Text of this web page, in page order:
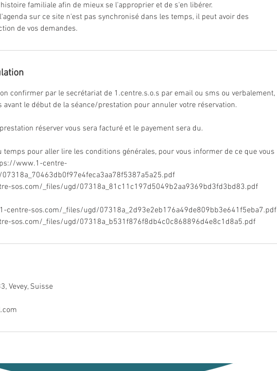
familiale afin de mieux se l'approprier et de s'en libérer.
sur ce site n'est pas synchronisé dans les temps, il peut avoir des
de vos demandes.
confirmer par le secrétariat de 1.centre.s.o.s par email ou sms ou verbalement,
avant le début de la séance/prestation pour annuler votre réservation.
réserver vous sera facturé et le payement sera du.
temps pour aller lire les conditions générales, pour vous informer de ce que vous
www.1-centre-
sos.com/_files/ugd/07318a_81c11c197d5049b2aa9369bd3fd3bd83.pdf
centre-sos.com/_files/ugd/07318a_2d93e2eb176a49de809bb3e641f5eba7.pdf
Vevey, Suisse